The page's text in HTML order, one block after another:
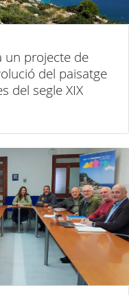
un projecte de
del paisatge
del segle XIX